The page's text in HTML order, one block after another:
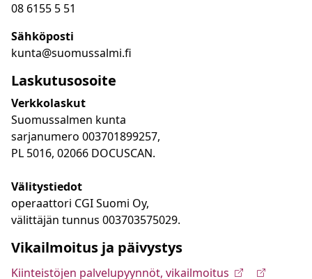
08 6155 5 51
Sähköposti
kunta@suomussalmi.fi
Laskutusosoite
Verkkolaskut
Suomussalmen kunta
sarjanumero 003701899257,
PL 5016, 02066 DOCUSCAN.
Välitystiedot
operaattori CGI Suomi Oy,
välittäjän tunnus 003703575029.
Vikailmoitus ja päivystys
Kiinteistöjen palvelupyynnöt, vikailmoitus